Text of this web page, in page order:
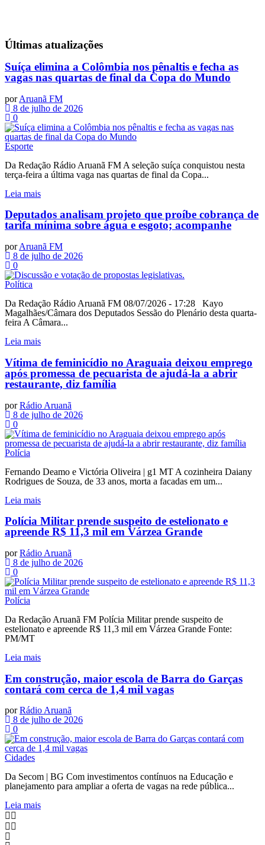
Últimas atualizações
Suíça elimina a Colômbia nos pênaltis e fecha as
vagas nas quartas de final da Copa do Mundo
por Aruanã FM
8 de julho de 2026
0
Esporte
Da Redação Rádio Aruanã FM A seleção suíça conquistou nesta
terça-feira a última vaga nas quartas de final da Copa...
Leia mais
Deputados analisam projeto que proíbe cobrança de
tarifa mínima sobre água e esgoto; acompanhe
por Aruanã FM
8 de julho de 2026
0
Política
Da Redação Rádio Aruanã FM 08/07/2026 - 17:28 Kayo
Magalhães/Câmara dos Deputados Sessão do Plenário desta quarta-
feira A Câmara...
Leia mais
Vítima de feminicídio no Araguaia deixou emprego
após promessa de pecuarista de ajudá-la a abrir
restaurante, diz família
por Rádio Aruanã
8 de julho de 2026
0
Polícia
Fernando Deamo e Victória Oliveira | g1 MT A cozinheira Daiany
Rodrigues de Souza, de 33 anos, morta a facadas em um...
Leia mais
Polícia Militar prende suspeito de estelionato e
apreende R$ 11,3 mil em Várzea Grande
por Rádio Aruanã
8 de julho de 2026
0
Polícia
Da Redação Aruanã FM Polícia Militar prende suspeito de
estelionato e apreende R$ 11,3 mil em Várzea Grande Fonte:
PM/MT
Leia mais
Em construção, maior escola de Barra do Garças
contará com cerca de 1,4 mil vagas
por Rádio Aruanã
8 de julho de 2026
0
Cidades
Da Secom | BG Com investimentos contínuos na Educação e
planejamento para ampliar a oferta de vagas na rede pública...
Leia mais